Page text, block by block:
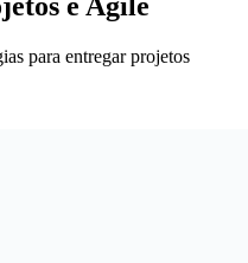
para entregar projetos